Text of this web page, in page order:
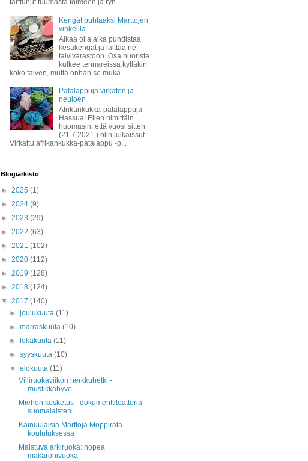
tarttunut tuumasta toimeen ja ryh...
Kengät puhtaaksi Marttojen
vinkeillä
Alkaa olla aika puhdistaa
kesäkengät ja laittaa ne
talvivarastoon. Osa nuorista
kulkee tennareissa kylläkin
koko talven, mutta onhan se muka...
Patalappuja virkaten ja
neuloen
Afrikankukka-patalappuja
Hassua! Eilen nimittäin
huomasin, että vuosi sitten
(21.7.2021 ) olin julkaissut
Virkattu afrikankukka-patalappu -p...
Blogiarkisto
► 2025 (1)
► 2024 (9)
► 2023 (29)
► 2022 (63)
► 2021 (102)
► 2020 (112)
► 2019 (128)
► 2018 (124)
▼ 2017 (140)
►joulukuuta(11)
►marraskuuta(10)
►
lokakuuta(11)
►syyskuuta(10)
▼elokuuta(11)
Villiruokaviikon herkkuhetki -
mustikkahyve
Miehen kosketus - dokumenttiteatteria
suomalaisten...
Kainuulaisia Marttoja Moppirata-
koulutuksessa
Maistuva arkiruoka: nopea
makaronivuoka